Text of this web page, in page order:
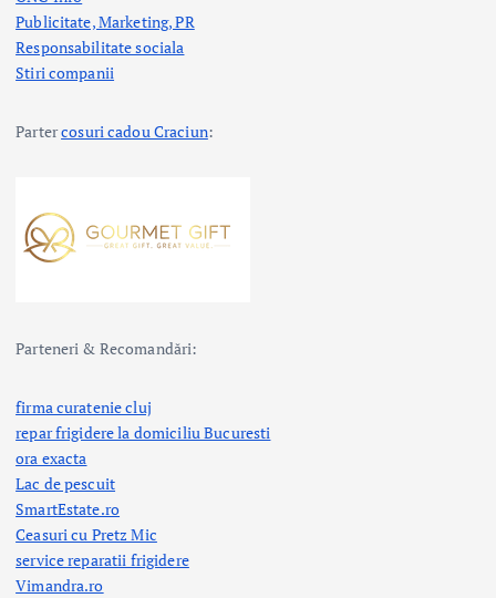
Publicitate, Marketing, PR
Responsabilitate sociala
Stiri companii
Partercosuri cadou Craciun:
Parteneri & Recomandări:
firma curatenie cluj
repar frigidere la domiciliu Bucuresti
ora exacta
Lac de pescuit
SmartEstate.ro
Ceasuri cu Pretz Mic
service reparatii frigidere
Vimandra.ro